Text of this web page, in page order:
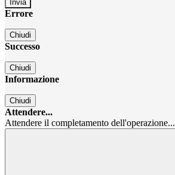
Errore
Chiudi
Successo
Chiudi
Informazione
Chiudi
Attendere...
Attendere il completamento dell'operazione...